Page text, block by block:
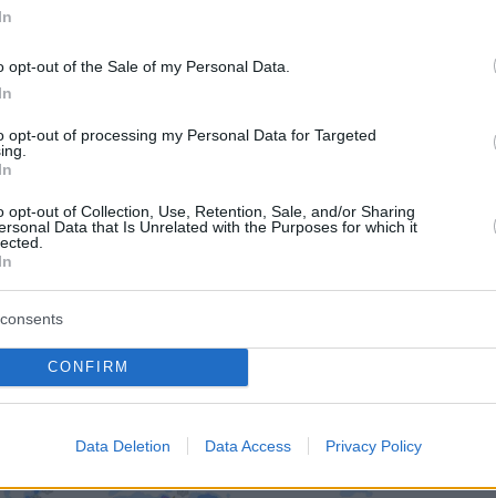
opt-out of the Sale of my Personal Data.
opt-out of processing my Personal Data for Targeted
opt-out of Collection, Use, Retention, Sale, and/or Sharing
Data that Is Unrelated with the Purposes for which it
CONFIRM
Data Deletion Data Access Privacy Policy
σε ολόκληρη τη χώρα θα επικρατήσουν
νοτιοανατολικοί άνεμοι, και στα πελάγη
8 μποφόρ, ωστόσο στο Ιόνιο το βράδυ
Οι ατμοσφαιρικές συνθήκες θα
σκόνης από την Αφρική και την εκδήλωση
ξεκινά από τα δυτικά - Παρακολουθήστε
Forecastweather Greece που καταγράφει
των φαινομένων από τις 11:00 το πρωί της